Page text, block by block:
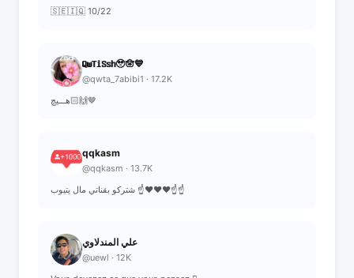
🇸🇪🇮🇶 10/22
𝐐𝐰𝐓𝐢𝐒𝐬𝐡🥹🪬💙
@qwta_7abibi1 · 17.2K
هـــیچ🙌🏻🤎
qqkasm
@qqkasm · 13.7K
شتركو بقناتي مال يتيوب ☝️♥️♥️♥️☝️☝️
علي المندلاوي
@uewl · 12K